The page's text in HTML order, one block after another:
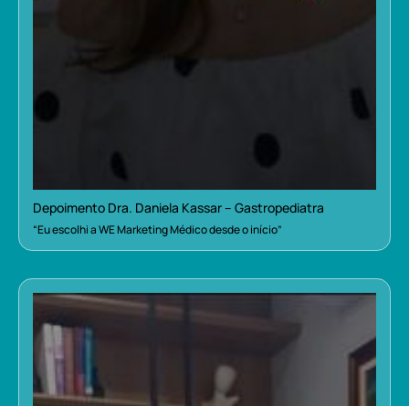
Depoimento Dra. Daniela Kassar – Gastropediatra
“Eu escolhi a WE Marketing Médico desde o início”